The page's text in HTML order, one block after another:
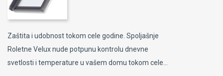
Zaštita i udobnost tokom cele godine. Spoljašnje
Roletne Velux nude potpunu kontrolu dnevne
svetlosti i temperature u vašem domu tokom cele...